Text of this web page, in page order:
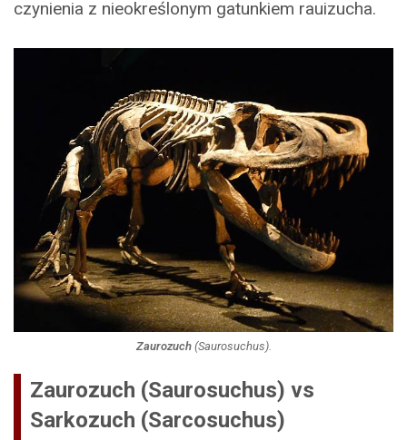
czynienia z nieokreślonym gatunkiem rauizucha.
Zaurozuch(Saurosuchus).
Zaurozuch (Saurosuchus) vs
Sarkozuch (Sarcosuchus)